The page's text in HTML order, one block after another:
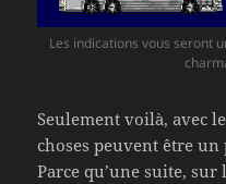
Les indications vous seront
Seulement voilà, avec
choses peuvent être
Parce qu’une suite, sur